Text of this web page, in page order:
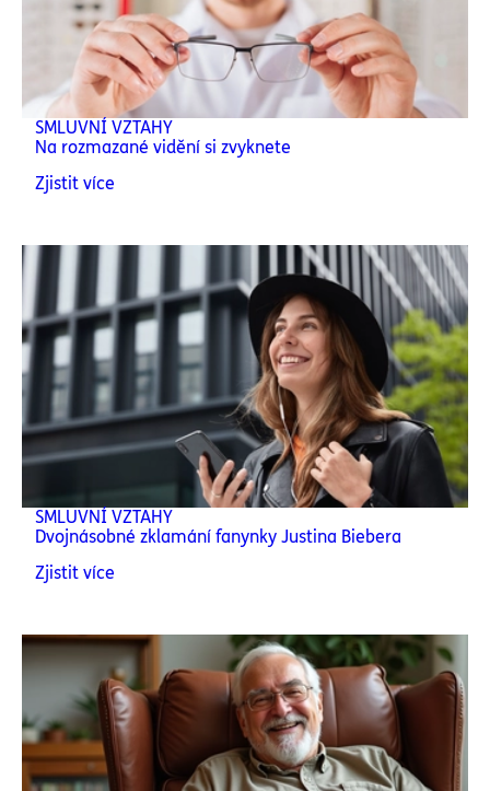
SMLUVNÍ VZTAHY
Na rozmazané vidění si zvyknete
Zjistit více
SMLUVNÍ VZTAHY
Dvojnásobné zklamání fanynky Justina Biebera
Zjistit více